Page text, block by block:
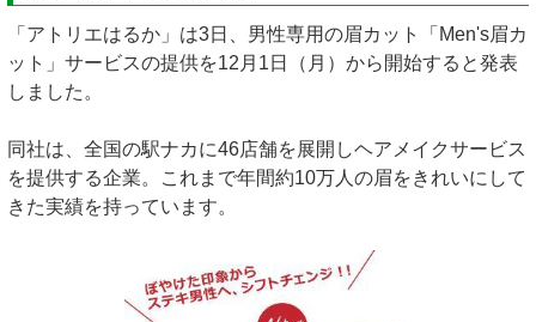
「アトリエはるか」は3日、男性専用の眉カット「Men's眉カ
ット」サービスの提供を12月1日（月）から開始すると発表
しました。
同社は、全国の駅ナカに46店舗を展開しヘアメイクサービス
を提供する企業。これまで年間約10万人の眉をきれいにして
きた実績を持っています。